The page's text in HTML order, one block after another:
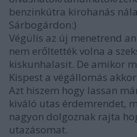
benzinkútra kirohanás
Sárbogárdon:)
Végülis az új menetrend
nem erőltették volna a
kiskunhalasit. De amikor
Kispest a végállomás
Azt hiszem hogy lassan
kiváló utas érdemrendet,
nagyon dolgoznak rajta
utazásomat.